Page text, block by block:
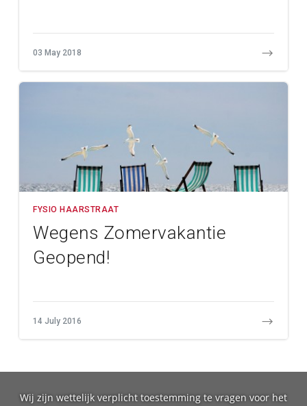
03 May 2018
FYSIO HAARSTRAAT
Wegens Zomervakantie
Geopend!
14 July 2016
Wij zijn wettelijk verplicht toestemming te vragen voor het